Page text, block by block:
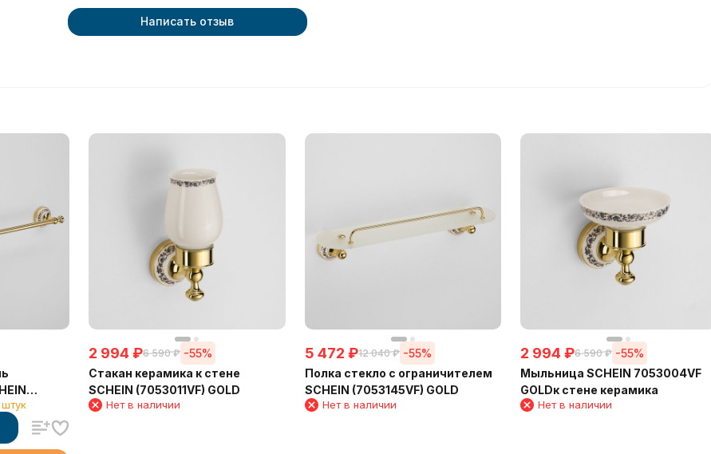
Написать отзыв
2 994 ₽6 590 ₽ -55%
Стакан керамика к стене
SCHEIN (7053011VF) GOLD
Нет в наличии
5 472 ₽12 040 ₽ -55%
Полка стекло с ограничителем
SCHEIN (7053145VF) GOLD
Нет в наличии
2 994 ₽6 590 ₽ -55%
Мыльница SCHEIN 7053004VF
GOLDк стене керамика
Нет в наличии